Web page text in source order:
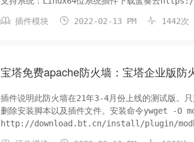
 插件模块  2022-02-13 PM  1442次
宝塔免费apache防火墙：宝塔企业版防
插件说明此防火墙在21年3-4月份上线的测试版。
删除安装脚本以及插件文件。安装命令ywget -O
http://download.bt.cn/install/plugin/